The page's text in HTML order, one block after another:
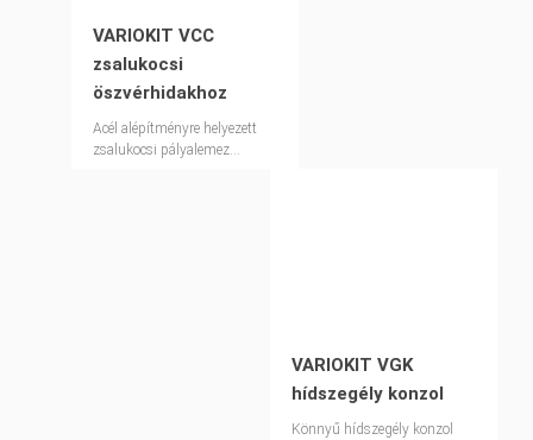
VARIOKIT VCC
zsalukocsi
öszvérhidakhoz
Acél alépítményre helyezett
zsalukocsi pályalemez
VARIOKIT VGK
hídszegély konzol
Könnyű hídszegély konzol